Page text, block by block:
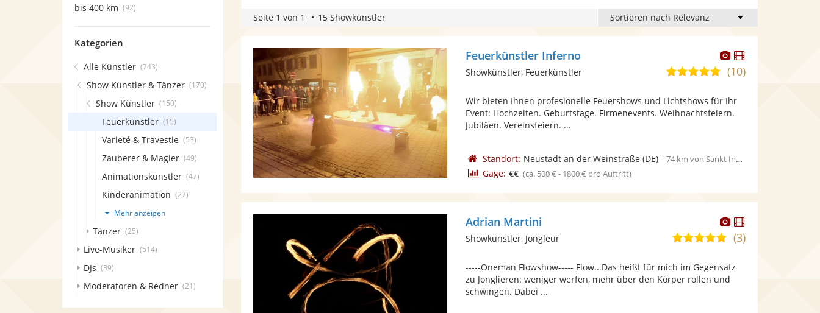
Seite 1 von 1 15 Showkünstler
Dieser
Künstler
stellt
bereit.
Dieser
Künstler
Feuerkünstler Inferno
5,0
5
Sternen
(10)
Showkünstler, Feuerkünstler
Wir bieten Ihnen profesionelle Feuershows und Lichtshows für Ihr
Event: Hochzeiten. Geburtstage. Firmenevents. Weihnachtsfeiern.
Jubiläen. Vereinsfeiern. ...
Standort: Neustadt an der Weinstraße(DE)- 74 km von Sankt Ingbert
Gage: €€ (ca. 500 € - 1800 € pro Auftritt)
Dieser
Künstler
stellt
bereit.
Dieser
Künstler
Adrian Martini
5,0
5
Sternen
(3)
Showkünstler, Jongleur
-----Oneman Flowshow----- Flow...Das heißt für mich im Gegensatz
zu Jonglieren: weniger werfen, mehr über den Körper rollen und
schwingen. Dabei ...
bis 400 km (92)
Kategorien
Alle Künstler (743)
Show Künstler & Tänzer (170)
Show Künstler (150)
Feuerkünstler (15)
Varieté & Travestie (53)
Zauberer & Magier (49)
Animationskünstler (47)
Kinderanimation (27)
Mehr anzeigen
Tänzer (25)
Live-Musiker (514)
DJs (39)
Moderatoren & Redner (21)